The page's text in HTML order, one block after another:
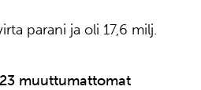
parani ja oli 17,6 milj.
muuttumattomat